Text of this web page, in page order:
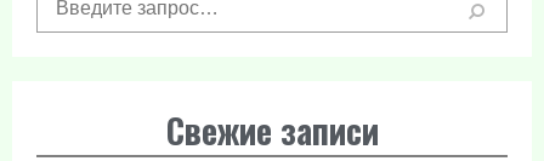
Свежие записи